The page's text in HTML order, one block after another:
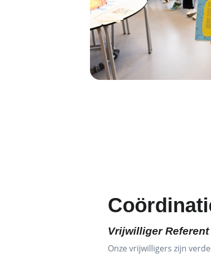
Vrijwilliger Referent
Onze vrijwilligers zijn